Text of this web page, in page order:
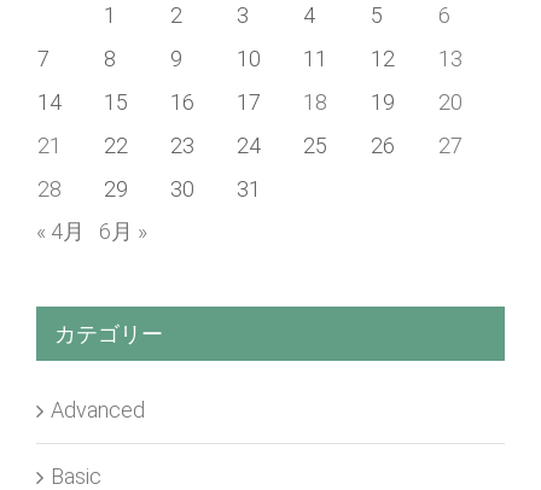
1
2 3 4 5
6
7
8 9 10 11 12
13
14
15 16 17 18 19
20
21
22 23 24 25 26
27
28
29 30
31
« 4月
6月 »
カテゴリー
Advanced
Basic